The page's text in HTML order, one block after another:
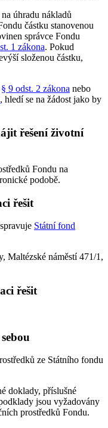
úhradu nákladů
částku stanovenou
správce Fondu
1 zákona. Pokud
složenou částku,
§ 9 odst. 2 zákona nebo
, hledí se na žádost jako by
řešení životní
Fondu na
podobě.
řešit
Státní fond
Maltézské náměstí 471/1,
řešit
ze Státního fondu
doklady, příslušné
jsou vyžadovány
prostředků Fondu.